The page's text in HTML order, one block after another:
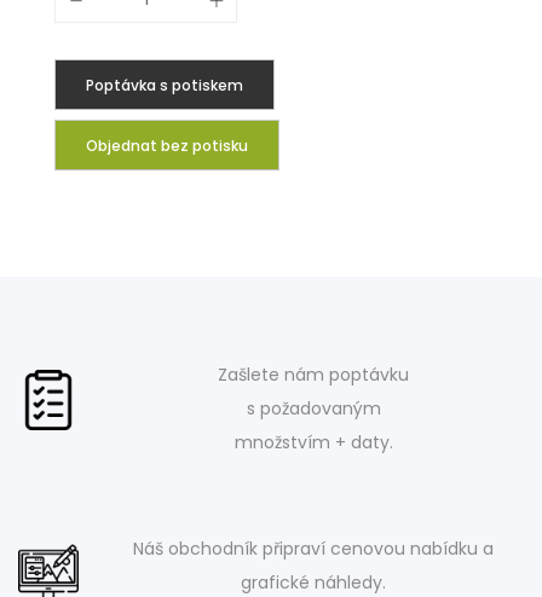
Poptávka s potiskem
Objednat bez potisku
Zašlete nám poptávku
s požadovaným
množstvím + daty.
Náš obchodník připraví cenovou nabídku a
grafické náhledy.